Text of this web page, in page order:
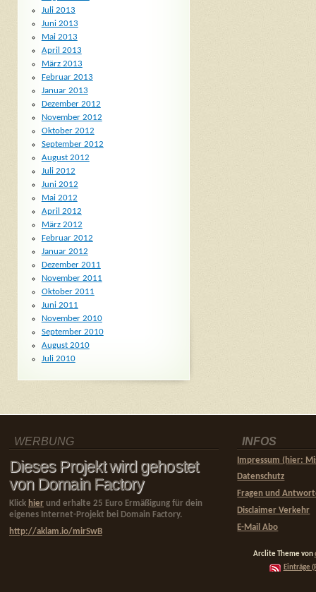
Juli 2013
Juni 2013
Mai 2013
April 2013
März 2013
Februar 2013
Januar 2013
Dezember 2012
November 2012
Oktober 2012
September 2012
August 2012
Juli 2012
Juni 2012
Mai 2012
April 2012
März 2012
Februar 2012
Januar 2012
Dezember 2011
November 2011
Oktober 2011
Juni 2011
November 2010
September 2010
August 2010
Juli 2010
WERBUNG
Dieses Projekt wird gehostet
von Domain Factory
Klick hier und erhalte 25 Euro Ermäßigung für dein
eigenes Internet-Projekt bei Domain Factory.
http://aklam.io/mirSwB
INFOS
Impressum (hier:
Datenschutz
Fragen und
Disclaimer Verkehr
E-Mail Abo
Arclite Theme von
Einträge